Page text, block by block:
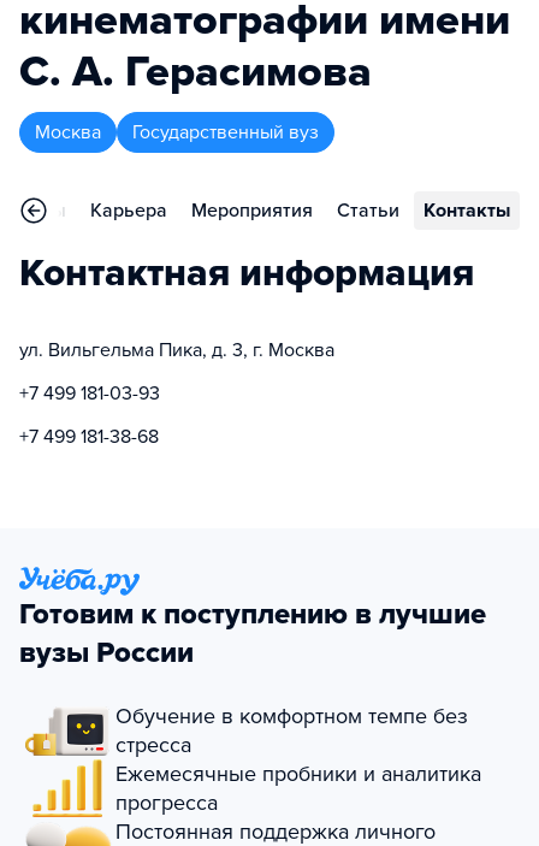
кинематографии имени
С. А. Герасимова
Москва Государственный вуз
Карьера Мероприятия Статьи Контакты
Контактная информация
ул. Вильгельма Пика, д. 3, г. Москва
+7 499 181-03-93
+7 499 181-38-68
Готовим к поступлению в лучшие
вузы России
Обучение в комфортном темпе без
стресса
Ежемесячные пробники и аналитика
прогресса
Постоянная поддержка личного